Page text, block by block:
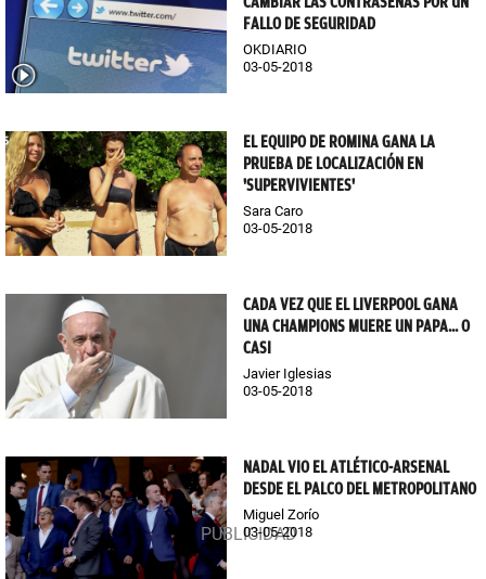
FALLO DE SEGURIDAD
OKDIARIO
03-05-2018
EL EQUIPO DE ROMINA GANA LA
PRUEBA DE LOCALIZACIÓN EN
'SUPERVIVIENTES'
Sara Caro
03-05-2018
CADA VEZ QUE EL LIVERPOOL GANA
UNA CHAMPIONS MUERE UN PAPA... O
CASI
Javier Iglesias
03-05-2018
NADAL VIO EL ATLÉTICO-ARSENAL
DESDE EL PALCO DEL METROPOLITANO
Miguel Zorío
03-05-2018